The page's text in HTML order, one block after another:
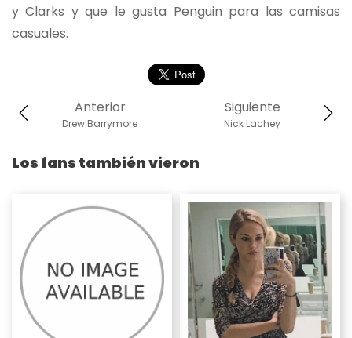
y Clarks y que le gusta Penguin para las camisas
casuales.
Siguiente
Nick Lachey
Anterior
Drew Barrymore
Los fans también vieron